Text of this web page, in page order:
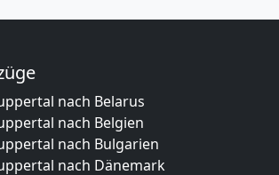
nach Belarus
nach Belgien
nach Bulgarien
nach Dänemark